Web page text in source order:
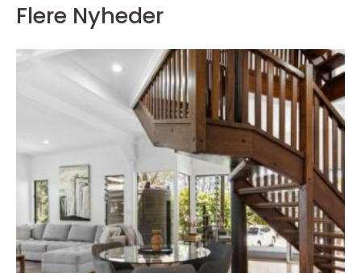
Flere Nyheder